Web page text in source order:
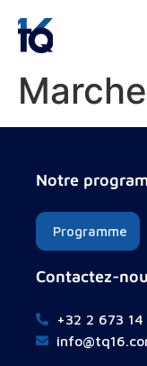
Notre
Programme
Contactez-
+32 2 673 14